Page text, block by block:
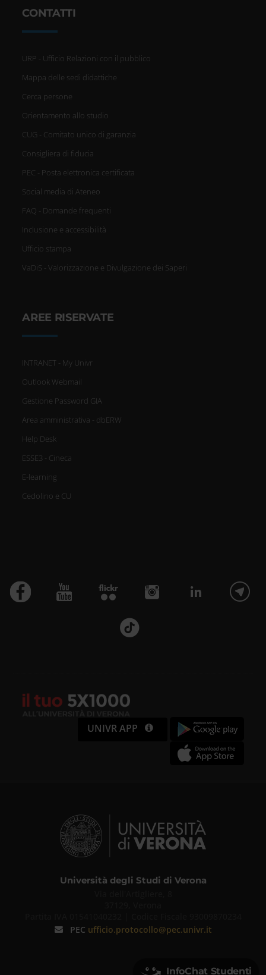
CONTATTI
URP - Ufficio Relazioni con il pubblico
Mappa delle sedi didattiche
Cerca persone
Orientamento allo studio
CUG - Comitato unico di garanzia
Consigliera di fiducia
PEC - Posta elettronica certificata
Social media di Ateneo
FAQ - Domande frequenti
Inclusione e accessibilità
Ufficio stampa
VaDiS - Valorizzazione e Divulgazione dei Saperi
AREE RISERVATE
INTRANET - My Univr
Outlook Webmail
Gestione Password GIA
Area amministrativa - dbERW
Help Desk
ESSE3 - Cineca
E-learning
Cedolino e CU
UNIVR APP
Università degli Studi di Verona
PEC ufficio.protocollo@pec.univr.it
InfoChat Studenti